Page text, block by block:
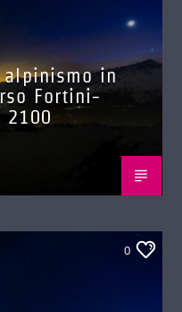
alpinismo in
Fortini-
2100
0